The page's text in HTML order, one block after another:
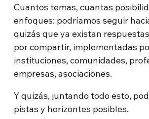
Cuantos temas, cuantas
enfoques: podríamos seguir
quizás que ya existan
por compartir, implementadas
instituciones, comunidades,
empresas, asociaciones.
Y quizás, juntando todo esto,
pistas y horizontes posibles.